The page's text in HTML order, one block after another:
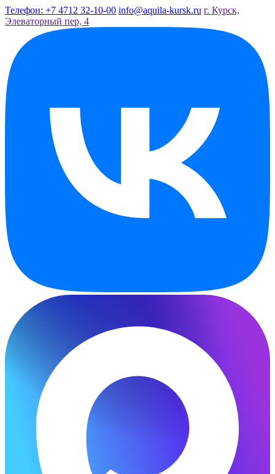
Телефон: +7 4712 32-10-00 info@aquila-kursk.ru г. Курск,
Элеваторный пер, 4